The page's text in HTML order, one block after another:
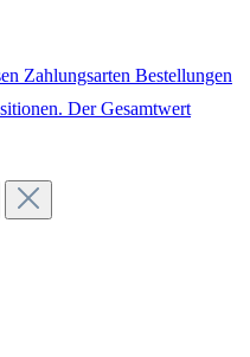
Zahlungsarten Bestellungen
Der Gesamtwert